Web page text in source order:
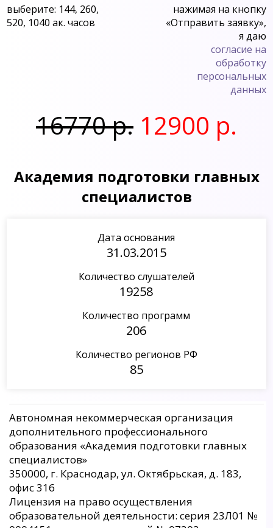
выберите: 144, 260,
520, 1040 ак. часов
нажимая на кнопку
«Отправить заявку»,
я даю
согласие на
обработку
персональных
данных
16770 р. 12900 р.
Академия подготовки главных
специалистов
Дата основания
31.03.2015
Количество слушателей
19258
Количество программ
206
Количество регионов РФ
85
Автономная некоммерческая организация
дополнительного профессионального
образования «Академия подготовки главных
специалистов»
350000, г. Краснодар, ул. Октябрьская, д. 183,
офис 316
Лицензия на право осуществления
образовательной деятельности: серия 23Л01 №